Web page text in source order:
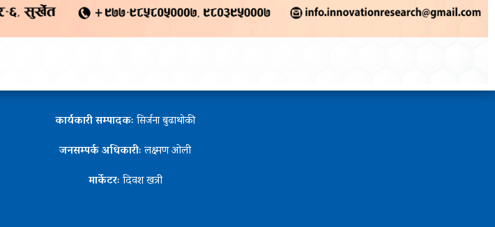
कार्यकारी सम्पादकःसिर्जना बुढाथोकी
जनसम्पर्क अधिकारीःलक्ष्मण ओली
मार्केटरःदिवश खत्री